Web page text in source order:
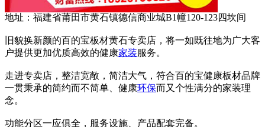
地址：福建省莆田市黄石镇德信商业城B1幢120-123四坎间
旧貌换新颜的百的宝板材黄石专卖店，将一如既往地为广大客
户提供更加优质高效的健康家装服务。
走进专卖店，整洁宽敞，简洁大气，符合百的宝健康板材品牌
一贯秉承的简约而不简单、健康环保而又个性满分的家装理
念。
功能分区一应俱全，服务设施、产品配套完备。